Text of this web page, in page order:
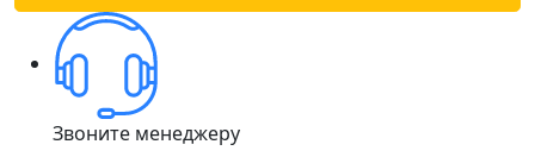
Звоните менеджеру